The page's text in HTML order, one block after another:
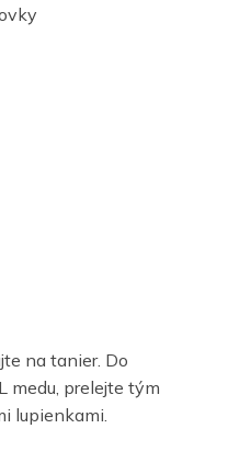
na tanier. Do
medu, prelejte tým
lupienkami.